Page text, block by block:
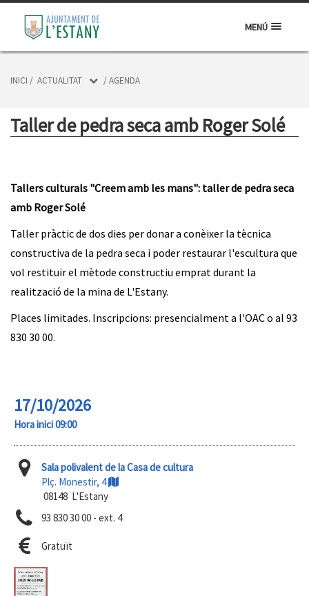
MENÚ
INICI / ACTUALITAT /AGENDA
Taller de pedra seca amb Roger Solé
Tallers culturals "Creem amb les mans": taller de pedra seca
amb Roger Solé
Taller pràctic de dos dies per donar a conèixer la tècnica
constructiva de la pedra seca i poder restaurar l'escultura que
vol restituir el mètode constructiu emprat durant la
realització de la mina de L'Estany.
Places limitades. Inscripcions: presencialment a l'OAC o al 93
830 30 00.
17/10/2026
Hora inici 09:00
Sala polivalent de la Casa de cultura
Plç. Monestir, 4
08148 L'Estany
93 830 30 00 - ext. 4
Gratuït